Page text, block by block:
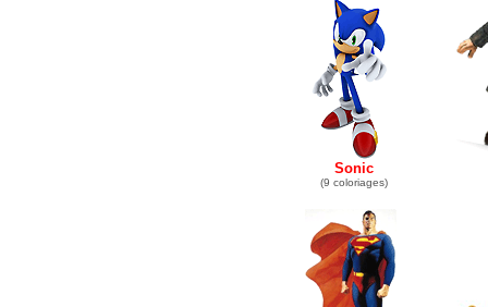
Sonic
(9 coloriages)